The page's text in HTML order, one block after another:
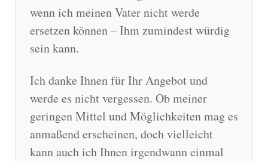
wenn ich meinen Vater nicht werde
ersetzen können – Ihm zumindest würdig
sein kann.
Ich danke Ihnen für Ihr Angebot und
werde es nicht vergessen. Ob meiner
geringen Mittel und Möglichkeiten mag es
anmaßend erscheinen, doch vielleicht
kann auch ich Ihnen irgendwann einmal